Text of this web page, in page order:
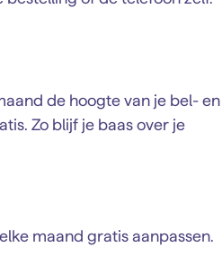
de hoogte van je bel- en
Zo blijf je baas over je
maand gratis aanpassen.